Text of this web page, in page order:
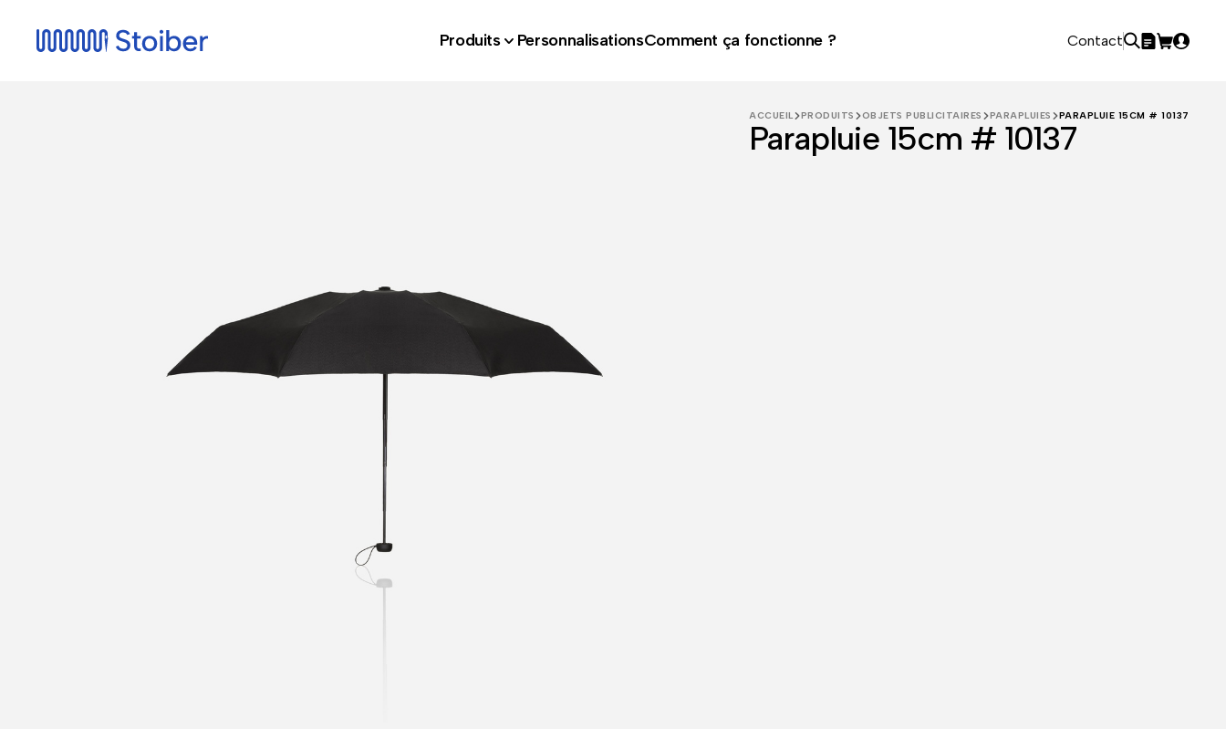
Produits PersonnalisationsComment ça fonctionne ? Contact
ACCUEIL PRODUITS OBJETS PUBLICITAIRES PARAPLUIES PARAPLUIE 15CM # 10137
Parapluie 15cm # 10137